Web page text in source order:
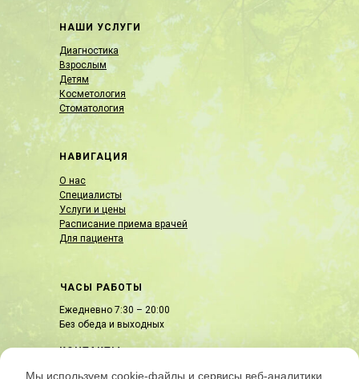
Мы используем cookie-файлы и сервисы веб-аналитики
НАШИ УСЛУГИ
Диагностика
Взрослым
Детям
Косметология
Стоматология
НАВИГАЦИЯ
О нас
Специалисты
Услуги и цены
Расписание приема врачей
Для пациента
ЧАСЫ РАБОТЫ
Ежедневно 7:30 – 20:00
Без обеда и выходных
КОНТАКТЫ